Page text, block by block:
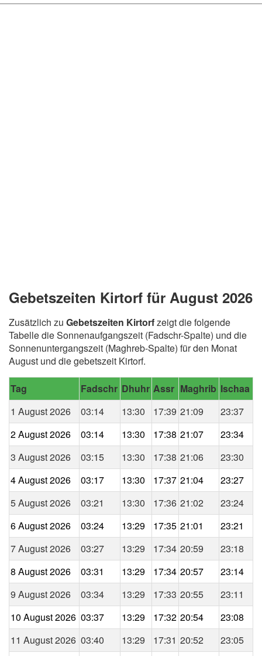
Gebetszeiten Kirtorf für August 2026
Zusätzlich zu Gebetszeiten Kirtorfzeigt die folgende
Tabelle die Sonnenaufgangszeit (Fadschr-Spalte) und die
Sonnenuntergangszeit (Maghreb-Spalte) für den Monat
August und die gebetszeit Kirtorf.
Tag Fadschr Dhuhr Assr Maghrib Ischaa
1 August 2026
03:14 13:30 17:39 21:09
23:37
2 August 2026
03:14 13:30 17:38 21:07
23:34
3 August 2026
03:15 13:30 17:38 21:06
23:30
4 August 2026
03:17 13:30 17:37 21:04
23:27
5 August 2026
03:21 13:30 17:36 21:02
23:24
6 August 2026
03:24 13:29 17:35 21:01
23:21
7 August 2026
03:27 13:29 17:34 20:59
23:18
8 August 2026
03:31 13:29 17:34 20:57
23:14
9 August 2026
03:34 13:29 17:33 20:55
23:11
10 August 2026 03:37 13:29 17:32 20:54
23:08
11 August 2026 03:40 13:29 17:31 20:52
23:05